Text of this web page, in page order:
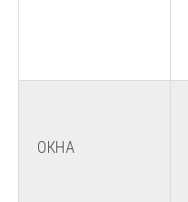
ОКНА